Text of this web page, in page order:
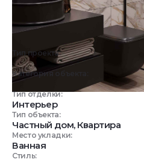
Тип проекта:
3D визуализация
Категория объекта:
Жилые объекты
Тип отделки:
Интерьер
Тип объекта:
Частный дом, Квартира
Место укладки:
Ванная
Стиль: